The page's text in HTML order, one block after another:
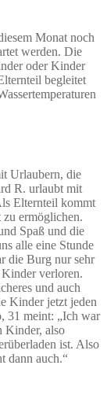
Monat noch
werden. Die
oder Kinder
begleitet
Urlaubern, die
R. urlaubt mit
Elternteil kommt
ermöglichen.
Spaß und die
alle eine Stunde
die Burg nur sehr
verloren.
und auch
Kinder jetzt jeden
31 meint: „Ich war
Kinder, also
ist. Also
dann auch.“